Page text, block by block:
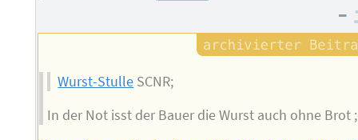
–
Wurst-Stulle SCNR;
In der Not isst der Bauer die Wurst auch ohne Brot